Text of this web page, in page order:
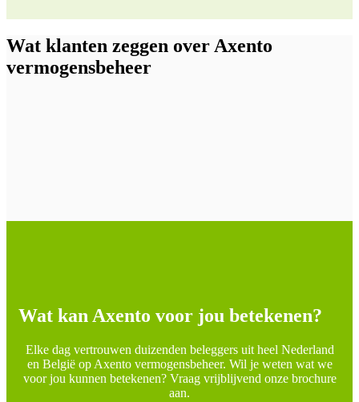
Wat klanten zeggen over Axento
vermogensbeheer
Wat kan Axento voor jou betekenen?
Elke dag vertrouwen duizenden beleggers uit heel Nederland
en België op Axento vermogensbeheer. Wil je weten wat we
voor jou kunnen betekenen? Vraag vrijblijvend onze brochure
aan.